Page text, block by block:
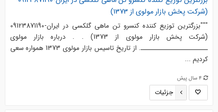
(شرکت پخش بازار مولوی از 1373)
"""بزرگترین توزیع کننده کنسرو تن ماهی گلکسی در ایران-09123871190
(شرکت پخش بازار مولوی از 1373) . . درباره بازار مولوی
ـــــــــــــــــــــــ. از تاریخ تاسیس بازار مولوی 1373 همواره سعی
کردیم ...
4 سال پیش
جزئیات